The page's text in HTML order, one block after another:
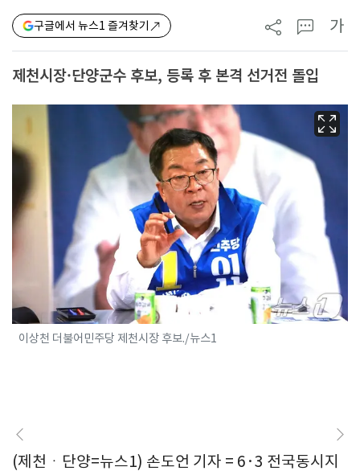
구글에서 뉴스1 즐겨찾기 가
제천시장·단양군수 후보, 등록 후 본격 선거전 돌입
이상천 더불어민주당 제천시장 후보./뉴스1
(제천ㆍ단양=뉴스1) 손도언 기자 = 6·3 전국동시지